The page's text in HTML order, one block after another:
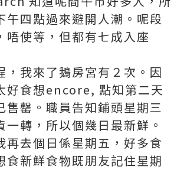
午四點過來避開人潮。呢段
唔使等，但都有七成入座
，我來了鵝房宮有２次。因
好食想encore, 點知第二天
售罄。職員告知鋪頭星期三
一轉，所以個幾日最新鮮。
再去個日係星期五，好多食
食新鮮食物既朋友記住星期